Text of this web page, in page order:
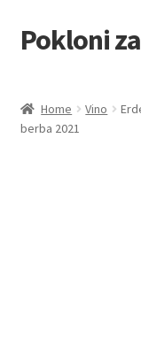
Skip
to
Skip
to
Pokloni
Akcija za dan
Home Vino
berba 2021